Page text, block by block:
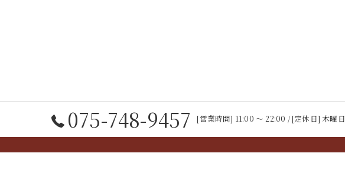
075-748-9457 [営業時間] 11:00 ～ 22:00 / [定休日] 木曜日